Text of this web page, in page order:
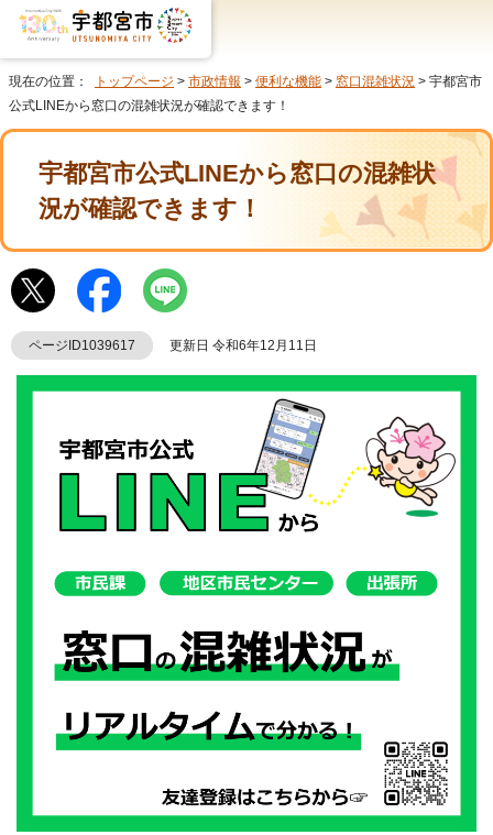
現在の位置： トップページ > 市政情報 > 便利な機能 > 窓口混雑状況 > 宇都宮市
公式LINEから窓口の混雑状況が確認できます！
宇都宮市公式LINEから窓口の混雑状
況が確認できます！
ページID1039617 更新日 令和6年12月11日